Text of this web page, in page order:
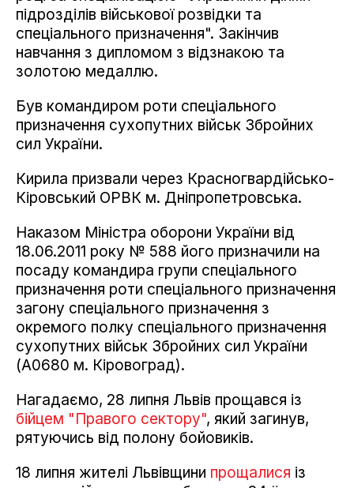
підрозділів військової розвідки та
спеціального призначення". Закінчив
навчання з дипломом з відзнакою та
золотою медаллю.
Був командиром роти спеціального
призначення сухопутних військ Збройних
сил України.
Кирила призвали через Красногвардійсько-
Кіровський ОРВК м. Дніпропетровська.
Наказом Міністра оборони України від
18.06.2011 року № 588 його призначили на
посаду командира групи спеціального
призначення роти спеціального призначення
загону спеціального призначення з
окремого полку спеціального призначення
сухопутних військ Збройних сил України
(А0680 м. Кіровоград).
Нагадаємо, 28 липня Львів прощався із
бійцем "Правого сектору", який загинув,
рятуючись від полону бойовиків.
18 липня жителі Львівщини прощалися із